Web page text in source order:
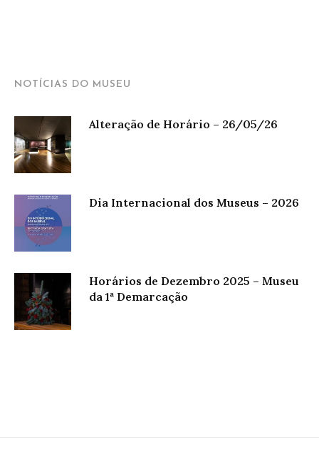
NOTÍCIAS DO MUSEU
Alteração de Horário – 26/05/26
Dia Internacional dos Museus – 2026
Horários de Dezembro 2025 – Museu
da 1ª Demarcação